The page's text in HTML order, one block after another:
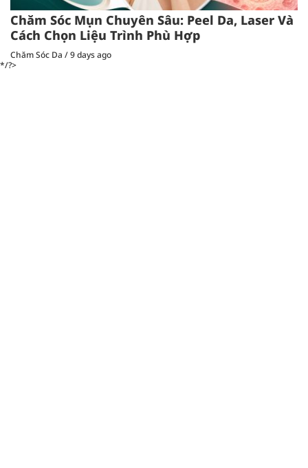
Chăm Sóc Mụn Chuyên Sâu: Peel Da, Laser Và
Cách Chọn Liệu Trình Phù Hợp
Chăm Sóc Da /9 days ago
*/?>